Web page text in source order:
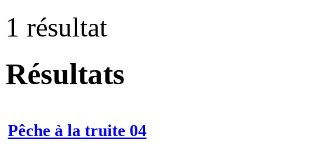
1 résultat
Résultats
Pêche à la truite 04